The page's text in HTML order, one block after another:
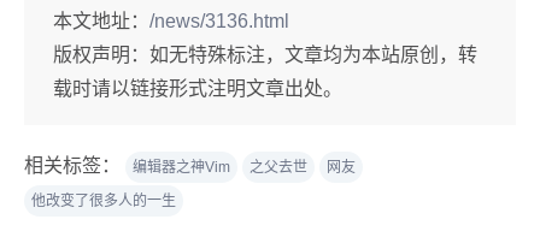
本文地址： /news/3136.html
版权声明： 如无特殊标注，文章均为本站原创，转
载时请以链接形式注明文章出处。
相关标签： 编辑器之神Vim 之父去世
网友
他改变了很多人的一生